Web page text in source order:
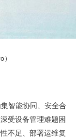
智能协同、安全合
受设备管理难题困
不足、部署运维复